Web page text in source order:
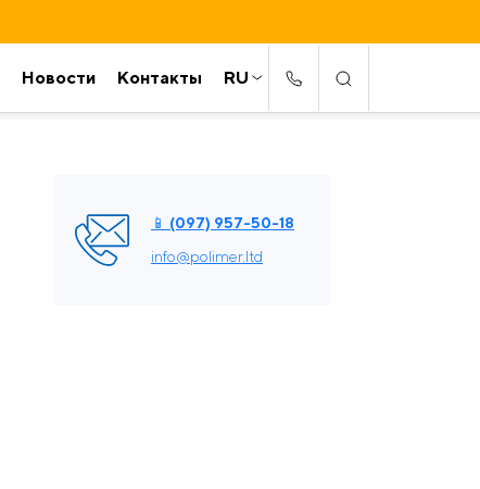
Новости Контакты RU
📱 (097) 957-50-18
info@polimer.ltd